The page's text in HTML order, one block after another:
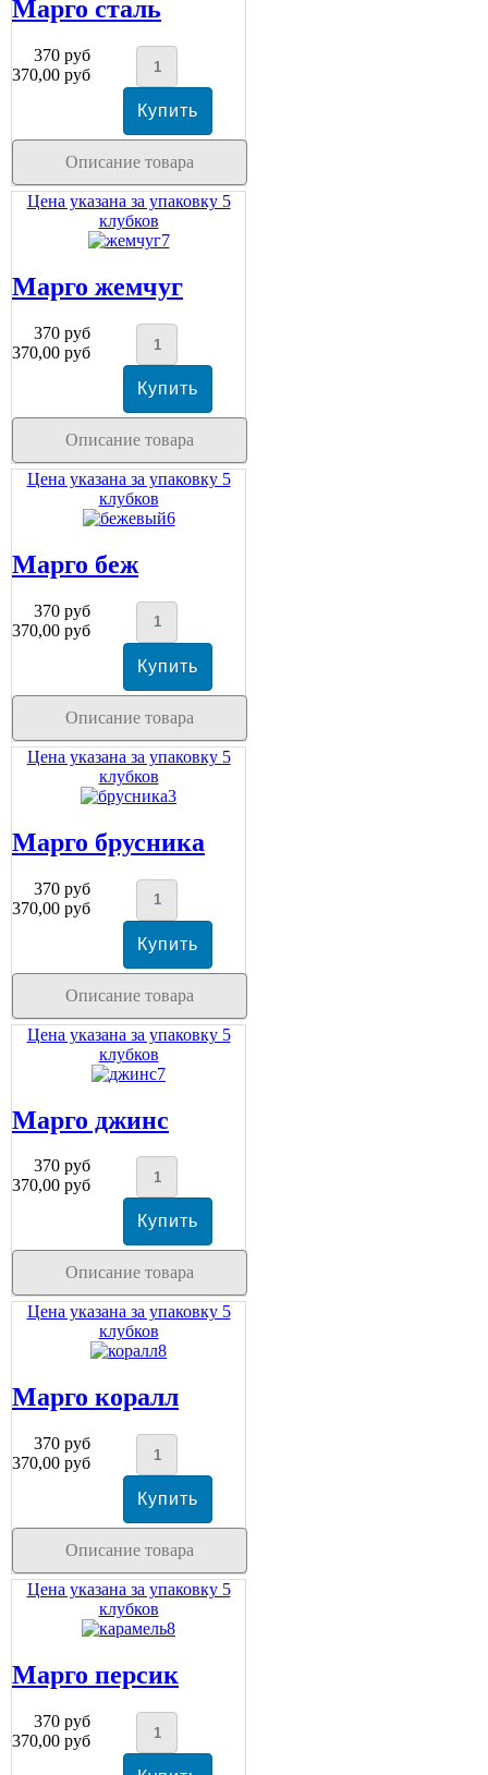
Марго сталь
370 руб
370,00 руб
Описание товара
Цена указана за упаковку 5
клубков
Марго жемчуг
370 руб
370,00 руб
Описание товара
Цена указана за упаковку 5
клубков
Марго беж
370 руб
370,00 руб
Описание товара
Цена указана за упаковку 5
клубков
Марго брусника
370 руб
370,00 руб
Описание товара
Цена указана за упаковку 5
клубков
Марго джинс
370 руб
370,00 руб
Описание товара
Цена указана за упаковку 5
клубков
Марго коралл
370 руб
370,00 руб
Описание товара
Цена указана за упаковку 5
клубков
Марго персик
370 руб
370,00 руб